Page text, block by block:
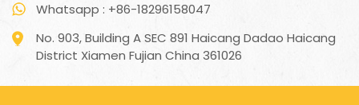
Whatsapp : +86-18296158047
No. 903, Building A SEC 891 Haicang Dadao Haicang
District Xiamen Fujian China 361026